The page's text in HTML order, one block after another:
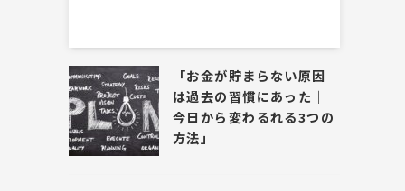
「お金が貯まらない原因
は過去の習慣にあった｜
今日から変わるれる3つの
方法」